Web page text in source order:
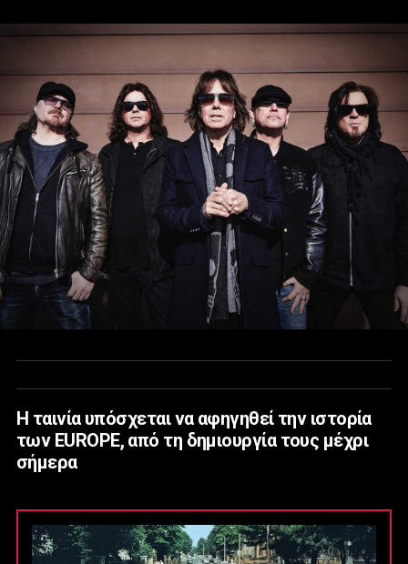
Η ταινία υπόσχεται να αφηγηθεί την ιστορία
των EUROPE, από τη δημιουργία τους μέχρι
σήμερα